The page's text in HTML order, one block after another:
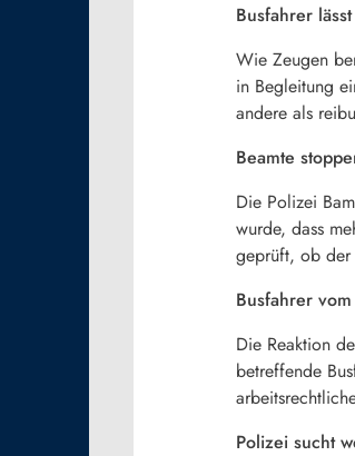
Busfahrer
Wie Zeugen
in Begleitung
andere als
Beamte
Die Polizei
wurde, dass
geprüft, ob der
Busfahrer
Die Reaktion
betreffende
Polizei sucht